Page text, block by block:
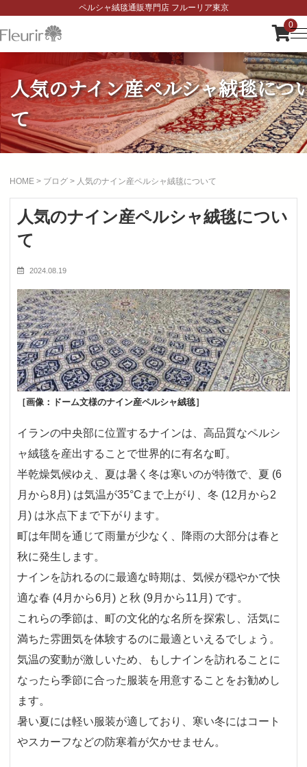
ペルシャ絨毯通販専門店 フルーリア東京
0
人気のナイン産ペルシャ絨毯につ
て
HOME > ブログ > 人気のナイン産ペルシャ絨毯について
人気のナイン産ペルシャ絨毯につい
て
2024.08.19
［画像：ドーム文様のナイン産ペルシャ絨毯］
イランの中央部に位置するナインは、高品質なペルシ
ャ絨毯を産出することで世界的に有名な町。
半乾燥気候ゆえ、夏は暑く冬は寒いのが特徴で、夏 (6
月から8月) は気温が35°Cまで上がり、冬 (12月から2
月) は氷点下まで下がります。
町は年間を通じて雨量が少なく、降雨の大部分は春と
秋に発生します。
ナインを訪れるのに最適な時期は、気候が穏やかで快
適な春 (4月から6月) と秋 (9月から11月) です。
これらの季節は、町の文化的な名所を探索し、活気に
満ちた雰囲気を体験するのに最適といえるでしょう。
気温の変動が激しいため、もしナインを訪れることに
なったら季節に合った服装を用意することをお勧めし
ます。
暑い夏には軽い服装が適しており、寒い冬にはコート
やスカーフなどの防寒着が欠かせません。